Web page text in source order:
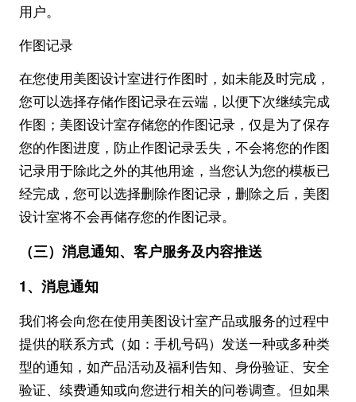
用户。
作图记录
在您使用美图设计室进行作图时，如未能及时完成，
您可以选择存储作图记录在云端，以便下次继续完成
作图；美图设计室存储您的作图记录，仅是为了保存
您的作图进度，防止作图记录丢失，不会将您的作图
记录用于除此之外的其他用途，当您认为您的模板已
经完成，您可以选择删除作图记录，删除之后，美图
设计室将不会再储存您的作图记录。
（三）消息通知、客户服务及内容推送
1、消息通知
我们将会向您在使用美图设计室产品或服务的过程中
提供的联系方式（如：手机号码）发送一种或多种类
型的通知，如产品活动及福利告知、身份验证、安全
验证、续费通知或向您进行相关的问卷调查。但如果